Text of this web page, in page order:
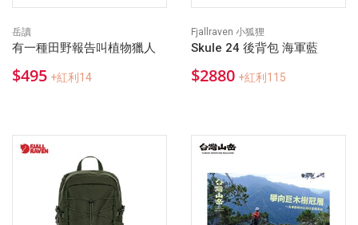
岳讀
有一種田野報告叫植物獵人
$495 +紅利14
Fjallraven 小狐狸
Skule 24 後背包 海軍藍
$2880 +紅利115